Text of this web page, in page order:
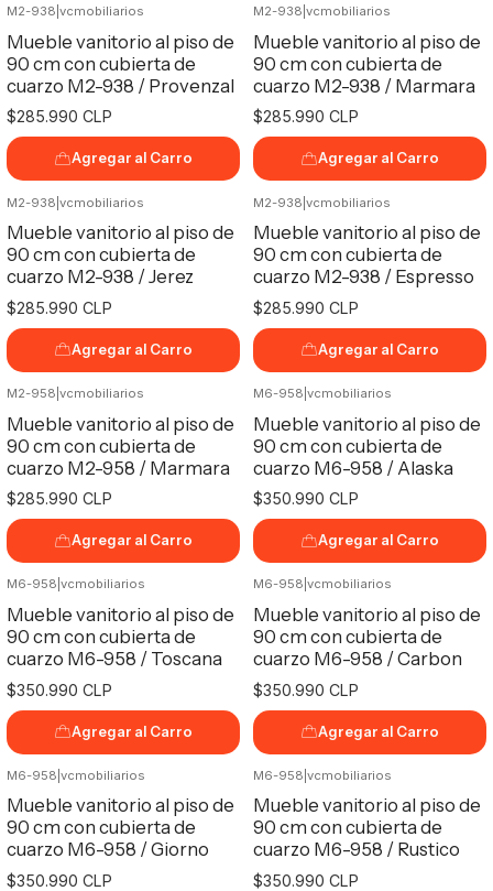
M2-938 vcmobiliarios
Mueble vanitorio al piso de
90 cm con cubierta de
cuarzo M2-938 / Provenzal
$285.990 CLP
Agregar al Carro
M2-938 vcmobiliarios
Mueble vanitorio al piso de
90 cm con cubierta de
cuarzo M2-938 / Marmara
$285.990 CLP
Agregar al Carro
M2-938 vcmobiliarios
Mueble vanitorio al piso de
90 cm con cubierta de
cuarzo M2-938 / Jerez
$285.990 CLP
Agregar al Carro
M2-938 vcmobiliarios
Mueble vanitorio al piso de
90 cm con cubierta de
cuarzo M2-938 / Espresso
$285.990 CLP
Agregar al Carro
M2-958 vcmobiliarios
Mueble vanitorio al piso de
90 cm con cubierta de
cuarzo M2-958 / Marmara
$285.990 CLP
Agregar al Carro
M6-958 vcmobiliarios
Mueble vanitorio al piso de
90 cm con cubierta de
cuarzo M6-958 / Alaska
$350.990 CLP
Agregar al Carro
M6-958 vcmobiliarios
Mueble vanitorio al piso de
90 cm con cubierta de
cuarzo M6-958 / Toscana
$350.990 CLP
Agregar al Carro
M6-958 vcmobiliarios
Mueble vanitorio al piso de
90 cm con cubierta de
cuarzo M6-958 / Carbon
$350.990 CLP
Agregar al Carro
M6-958 vcmobiliarios
Mueble vanitorio al piso de
90 cm con cubierta de
cuarzo M6-958 / Giorno
$350.990 CLP
M6-958 vcmobiliarios
Mueble vanitorio al piso de
90 cm con cubierta de
cuarzo M6-958 / Rustico
$350.990 CLP